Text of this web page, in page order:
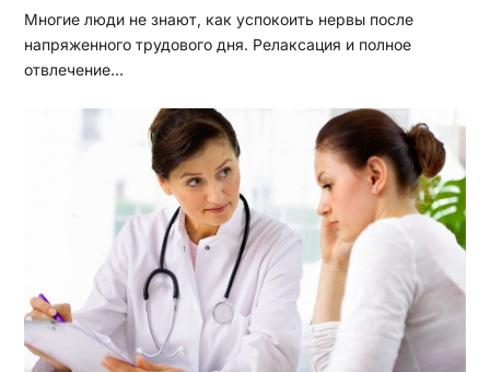
Многие люди не знают, как успокоить нервы после
напряженного трудового дня. Релаксация и полное
отвлечение…